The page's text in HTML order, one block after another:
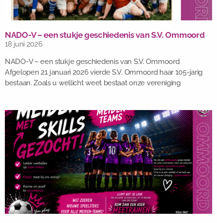
NADO-V – een stukje geschiedenis van S.V. Ommoord
18 juni 2026
NADO-V – een stukje geschiedenis van S.V. Ommoord
Afgelopen 21 januari 2026 vierde S.V. Ommoord haar 105-jarig
bestaan. Zoals u wellicht weet bestaat onze vereniging